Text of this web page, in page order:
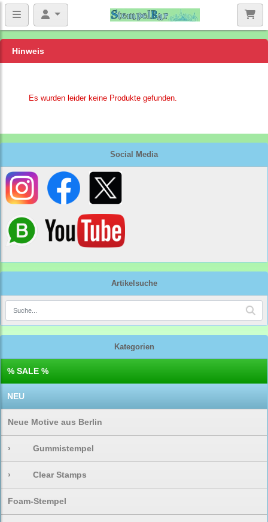
Social Media
Artikelsuche
Kategorien
% SALE %
NEU
Neue Motive aus Berlin
› Gummistempel
› Clear Stamps
Foam-Stempel
Hinweis
Es wurden leider keine Produkte gefunden.